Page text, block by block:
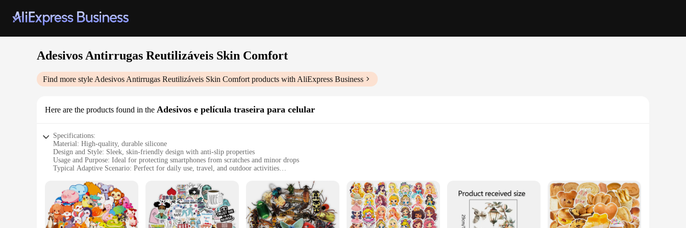
Adesivos Antirrugas Reutilizáveis Skin Comfort
Find more style Adesivos Antirrugas Reutilizáveis Skin Comfort products with AliExpress Business
Here are the products found in the Adesivos e película traseira para celular
Specifications:
Material: High-quality, durable silicone
Design and Style: Sleek, skin-friendly design with anti-slip properties
Usage and Purpose: Ideal for protecting smartphones from scratches and minor drops
Typical Adaptive Scenario: Perfect for daily use, travel, and outdoor activities
Performance and Property: Easy to apply and remove without leaving residue
Features:
|Wholesale|Vendors|
**Enhanced Protection and Comfort**